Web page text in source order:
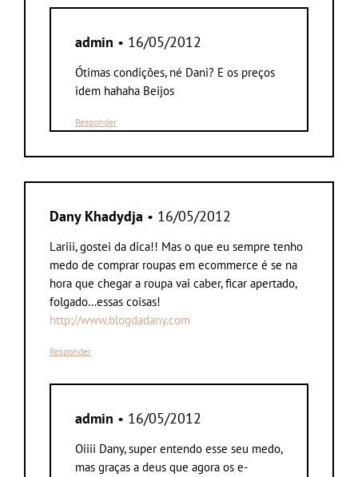
admin • 16/05/2012
Ótimas condições, né Dani? E os preços
idem hahaha Beijos
Responder
Dany Khadydja • 16/05/2012
Lariii, gostei da dica!! Mas o que eu sempre tenho
medo de comprar roupas em ecommerce é se na
hora que chegar a roupa vai caber, ficar apertado,
folgado…essas coisas!
http://www.blogdadany.com
Responder
admin • 16/05/2012
Oiiii Dany, super entendo esse seu medo,
mas graças a deus que agora os e-